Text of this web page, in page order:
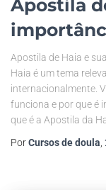
Apostila
Apostila de Haia e
Haia é um tema
internacionalmente.
funciona e por que é
que é a Apostila da
PorCursos de doula,